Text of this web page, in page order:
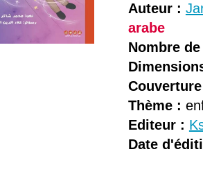
Auteur :
arabe
Nombre
Thème :
Editeur :
Date